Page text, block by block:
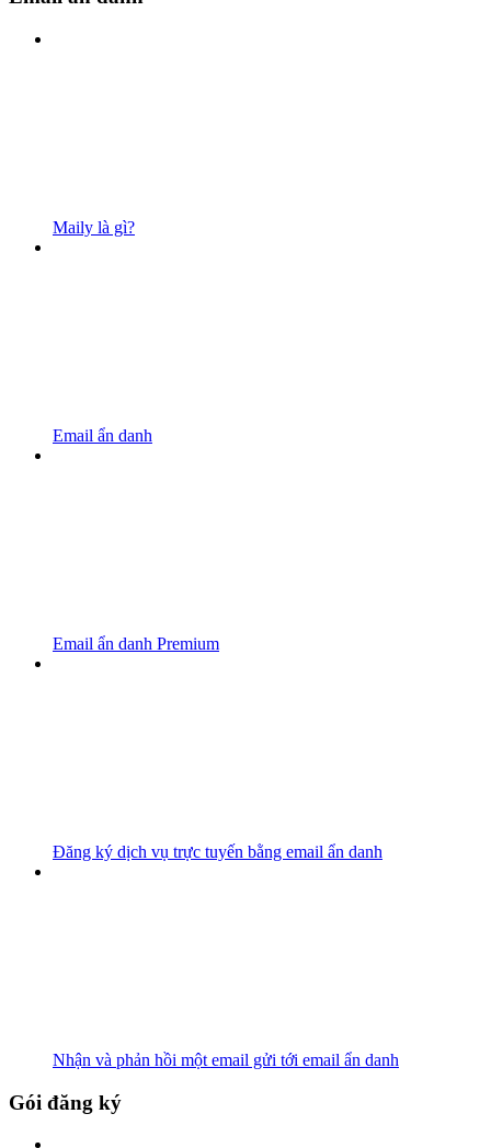
Maily là gì?
Email ẩn danh
Email ẩn danh Premium
Đăng ký dịch vụ trực tuyến bằng email ẩn danh
Nhận và phản hồi một email gửi tới email ẩn danh
Gói đăng ký